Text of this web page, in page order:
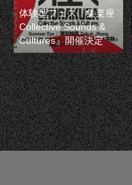
体験型フェス『集楽座
Collective Sounds &
Cultures』開催決定